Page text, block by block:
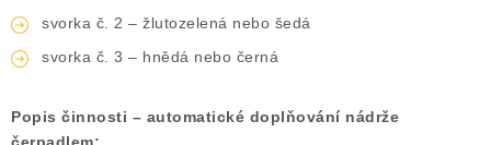
svorka č. 2 – žlutozelená nebo šedá
svorka č. 3 – hnědá nebo černá
Popis činnosti – automatické doplňování nádrže